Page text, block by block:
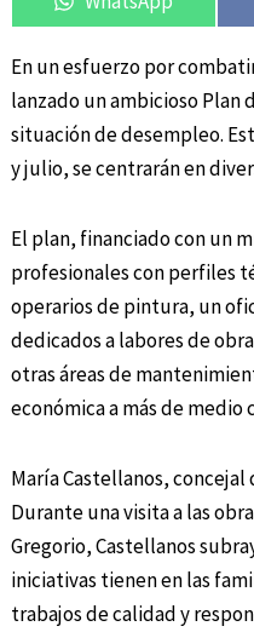
En un esfuerzo por
lanzado un ambicioso Plan
situación de desempleo.
y julio, se centrarán en
El plan, financiado con un
profesionales con perfiles
operarios de pintura, un
dedicados a labores de
otras áreas de
económica a más de medio
María Castellanos,
Durante una visita a las
Gregorio, Castellanos
iniciativas tienen en las
trabajos de calidad y